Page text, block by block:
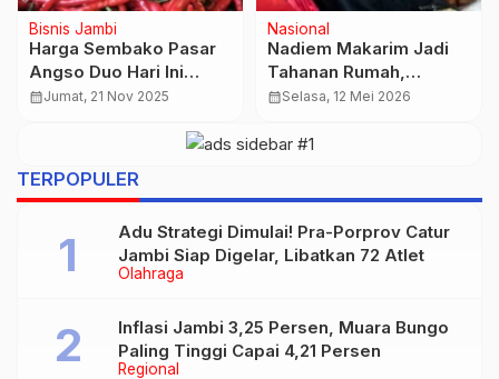
Bisnis Jambi
Harga Emas Galeri24
dan UBS Melemah, Cek
Harga Terbarunya
calendar_monthRabu, 18 Feb 2026
Nasional
Industri Garmen
Bandung Siap Tembus
Pasar Internasional
calendar_monthJumat, 6 Feb 2026
TERPOPULER
Olahraga
Adu Strategi Dimulai! Pra-Porprov Catur
Jambi Siap Digelar, Libatkan 72 Atlet
Regional
Inflasi Jambi 3,25 Persen, Muara Bungo
Paling Tinggi Capai 4,21 Persen